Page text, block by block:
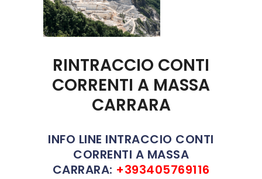
RINTRACCIO CONTI
CORRENTI A MASSA
CARRARA
INFO LINE INTRACCIO CONTI
CORRENTI A MASSA
CARRARA: +393405769116